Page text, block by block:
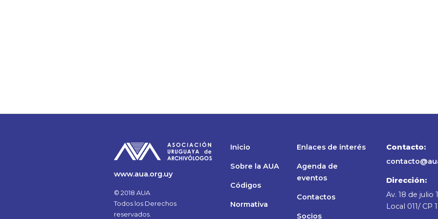
www.aua.org.uy
© 2018 AUA
Todos los Derechos
reservados.
Inicio
Sobre la AUA
Códigos
Normativa
Enlaces de interés
Agenda de
eventos
Contactos
Socios
Contacto:
Dirección:
Av. 18 de julio
Local 011/ CP